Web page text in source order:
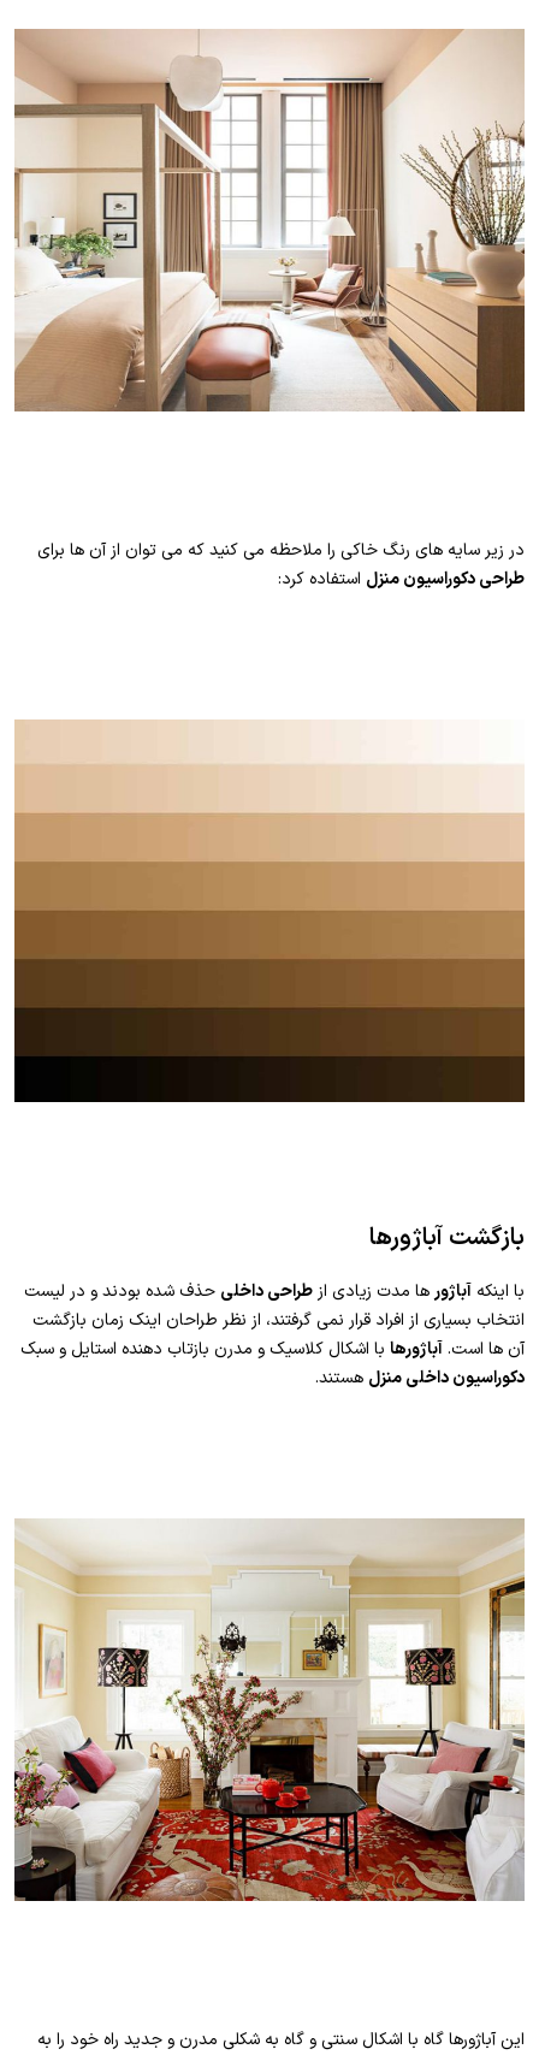
در زیر سایه های رنگ خاکی را ملاحظه می کنید که می توان از آن ها برای
طراحی دکوراسیون منزل استفاده کرد:
بازگشت آباژورها
با اینکه آباژورها مدت زیادی از طراحی داخلی حذف شده بودند و در لیست
انتخاب بسیاری از افراد قرار نمی گرفتند، از نظر طراحان اینک زمان بازگشت
آن ها است.آباژورها با اشکال کلاسیک و مدرن بازتاب دهنده استایل و سبک
دکوراسیون داخلی منزل هستند.
این آباژورها گاه با اشکال سنتی و گاه به شکلی مدرن و جدید راه خود را به